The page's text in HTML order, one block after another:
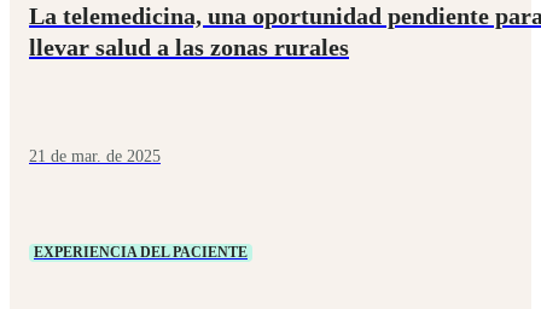
La telemedicina, una oportunidad pendiente
llevar salud a las zonas rurales
21 de mar. de 2025
EXPERIENCIA DEL PACIENTE